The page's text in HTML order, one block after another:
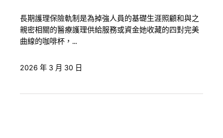
長期護理保險軌制是為掉強人員的基礎生涯照顧和與之
親密相關的醫療護理供給服務或資金她收藏的四對完美
曲線的咖啡杯，…
2026 年 3 月 30 日